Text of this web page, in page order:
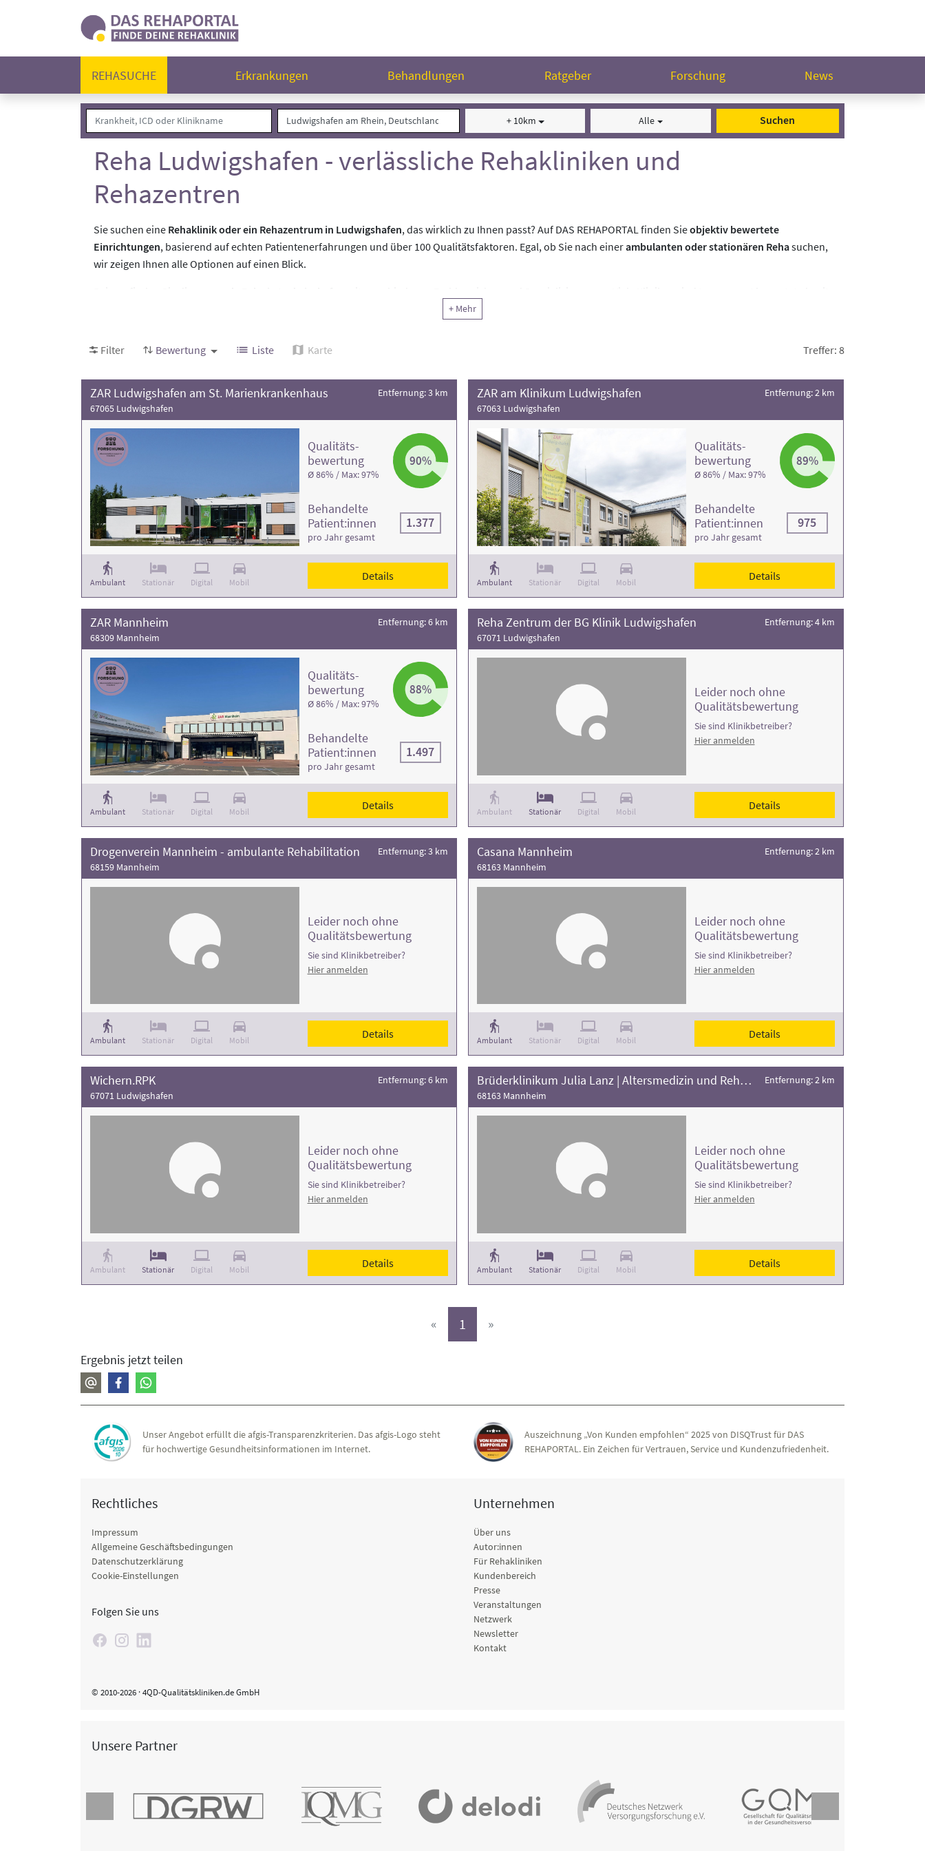
REHASUCHE Erkrankungen Behandlungen Ratgeber Forschung News
+ 10km Alle Suchen
Reha Ludwigshafen - verlässliche Rehakliniken und
Rehazentren
Sie suchen eine Rehaklinik oder ein Rehazentrum in Ludwigshafen, das wirklich zu Ihnen passt? Auf DAS REHAPORTAL finden Sieobjektiv bewertete
Einrichtungen, basierend auf echten Patientenerfahrungen und über 100 Qualitätsfaktoren. Egal, ob Sie nach einerambulanten oder stationären Rehasuchen,
wir zeigen Ihnen alle Optionen auf einen Blick.
Sie nachvollziehen können, welche Einrichtung Ihren Bedürfnissen am besten entspricht. Vertrauen Sie auf
Achten Sie bei Ihrer Auswahl auf die Bewertung der Rehaklinik und die Anzahl der Behandlungsfälle
+ Mehr
Filter Bewertung Liste Karte Treffer: 8
ZAR Ludwigshafen am St. Marienkrankenhaus
67065 Ludwigshafen
Entfernung: 3 km
Ambulant Stationär Digital Mobil
Qualitäts­
bewertung
Ø 86% / Max: 97%
90%
Behandelte
Patient:innen
pro Jahr gesamt
1.377
Details
ZAR am Klinikum Ludwigshafen
67063 Ludwigshafen
Entfernung: 2 km
Ambulant Stationär Digital Mobil
Qualitäts­
bewertung
Ø 86% / Max: 97%
89%
Behandelte
Patient:innen
pro Jahr gesamt
975
Details
ZAR Mannheim
68309 Mannheim
Entfernung: 6 km
Ambulant Stationär Digital Mobil
Qualitäts­
bewertung
Ø 86% / Max: 97%
88%
Behandelte
Patient:innen
pro Jahr gesamt
1.497
Details
Reha Zentrum der BG Klinik Ludwigshafen
67071 Ludwigshafen
Entfernung: 4 km
Ambulant Stationär Digital Mobil
Leider noch ohne
Qualitätsbewertung
Sie sind Klinikbetreiber?
Hier anmelden
Details
Drogenverein Mannheim - ambulante Rehabilitation
68159 Mannheim
Entfernung: 3 km
Ambulant Stationär Digital Mobil
Leider noch ohne
Qualitätsbewertung
Sie sind Klinikbetreiber?
Hier anmelden
Details
Casana Mannheim
68163 Mannheim
Entfernung: 2 km
Ambulant Stationär Digital Mobil
Leider noch ohne
Qualitätsbewertung
Sie sind Klinikbetreiber?
Hier anmelden
Details
Wichern.RPK
67071 Ludwigshafen
Entfernung: 6 km
Ambulant Stationär Digital Mobil
Leider noch ohne
Qualitätsbewertung
Sie sind Klinikbetreiber?
Hier anmelden
Details
Brüderklinikum Julia Lanz | Altersmedizin und Rehabilitation
68163 Mannheim
Entfernung: 2 km
Ambulant Stationär Digital Mobil
Leider noch ohne
Qualitätsbewertung
Sie sind Klinikbetreiber?
Hier anmelden
Details
« 1 (aktiv)
»
Ergebnis jetzt teilen
Unser Angebot erfüllt die afgis-Transparenzkriterien. Das afgis-Logo steht
für hochwertige Gesundheitsinformationen im Internet.
Auszeichnung „Von Kunden empfohlen“ 2025 von DISQTrust für DAS
REHAPORTAL. Ein Zeichen für Vertrauen, Service und Kundenzufriedenheit.
Rechtliches
Impressum
Allgemeine Geschäftsbedingungen
Datenschutzerklärung
Cookie-Einstellungen
Folgen Sie uns
Unternehmen
Über uns
Autor:innen
Für Rehakliniken
Kundenbereich
Presse
Veranstaltungen
Netzwerk
Newsletter
Kontakt
© 2010-2026 · 4QD-Qualitätskliniken.de GmbH
Unsere Partner